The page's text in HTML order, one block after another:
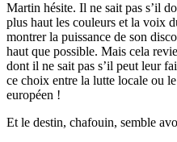
Martin hésite. Il ne sait pas s’il
plus haut les couleurs et la voix
montrer la puissance de son
haut que possible. Mais cela
dont il ne sait pas s’il peut leur
ce choix entre la lutte locale ou
européen !
Et le destin, chafouin, semble